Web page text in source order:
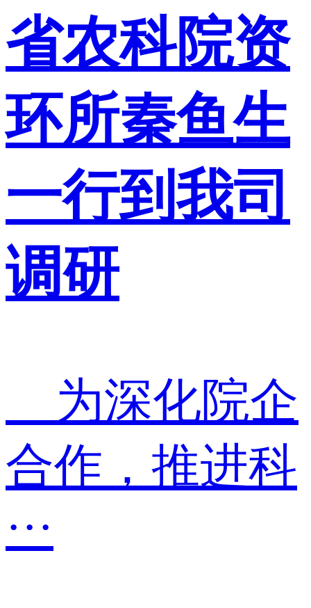
省农科院资
环所秦鱼生
一行到我司
调研
为深化院企
合作，推进科
···